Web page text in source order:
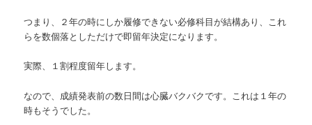
つまり、２年の時にしか履修できない必修科目が結構あり、これ
らを数個落としただけで即留年決定になります。
実際、１割程度留年します。
なので、成績発表前の数日間は心臓バクバクです。これは１年の
時もそうでした。